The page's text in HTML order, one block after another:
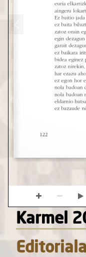
Karmel
Editoriala